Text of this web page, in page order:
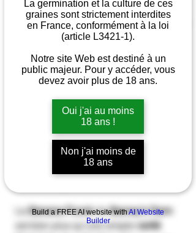
La germination et la culture de ces
graines sont strictement interdites
en France, conformément à la loi
(article L3421-1).
Notre site Web est destiné à un
public majeur. Pour y accéder, vous
devez avoir plus de 18 ans.
Oui j'ai au moins
18 ans !
Non j'ai moins de
18 ans
Build a FREE AI website with AI Website
Builder
Rupture de stock
Me notifier lorsque cet article est
Banana Punch – Une Perle de
LaBanana PunchdeBarney's Farm
est bien plus qu’une simple varité